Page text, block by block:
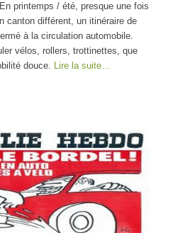
printemps / été, presque une fois
canton différent, un itinéraire de
à la circulation automobile.
vélos, rollers, trottinettes, que
douce. Lire la suite…